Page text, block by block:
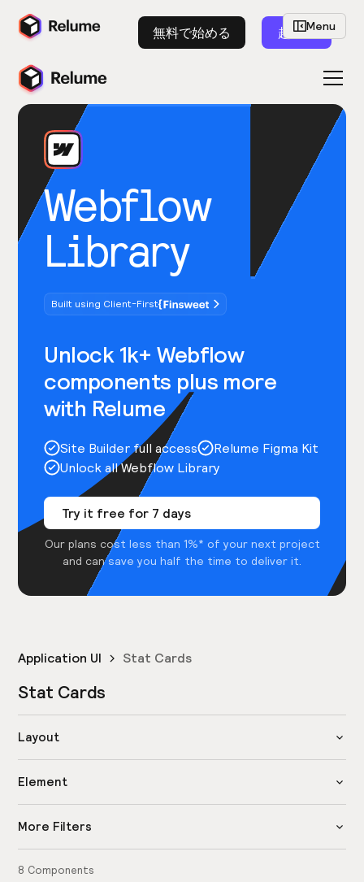
無料で始める 起動
Webflow
Library
Built using Client-First
Unlock 1k+ Webflow
components plus more
with Relume
Site Builder full access
Relume Figma Kit
Unlock all Webflow Library
Try it free for 7 days
Our plans cost less than 1%* of your next project
and can save you half the time to deliver it.
Menu
Application UI Stat Cards
Stat Cards
Layout
Element
More Filters
8 Components